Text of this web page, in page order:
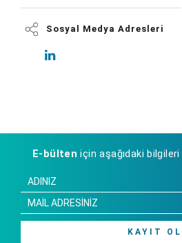
Sosyal Medya Adresleri
E-bülten için aşağıdaki
KAYIT OL